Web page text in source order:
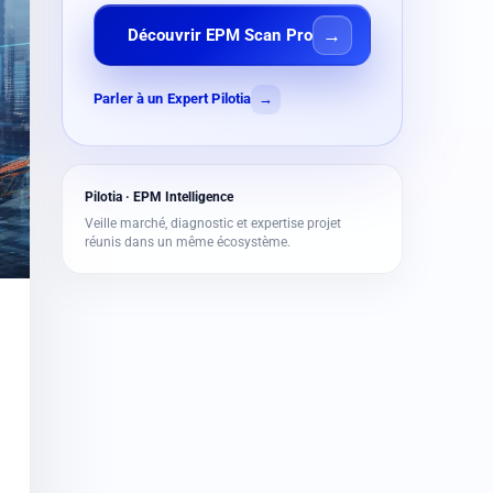
Découvrir EPM Scan Pro
Parler à un Expert Pilotia →
Pilotia · EPM Intelligence
Veille marché, diagnostic et expertise projet
réunis dans un même écosystème.